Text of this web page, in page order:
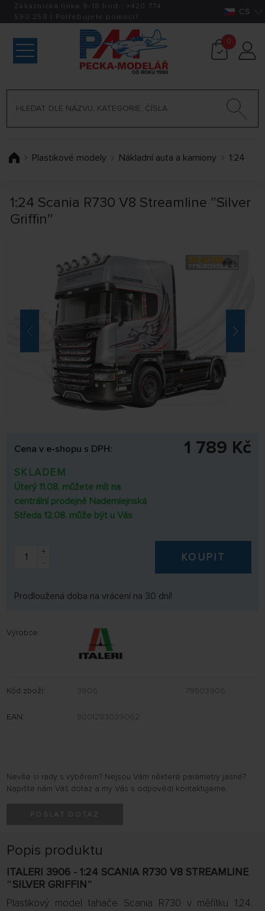
Zákaznická linka 9-18 hod.: +420 774
590 258 | Potřebujete pomoci? CS
0
Plastikové modely Nákladní auta a kamiony 1:24
1:24 Scania R730 V8 Streamline ″Silver
Griffin″
Cena v e-shopu s DPH: 1 789 Kč
SKLADEM
Úterý 11.08. můžete mít na
centrální prodejně Nademlejnská
Středa 12.08. může být u Vás
+
-
KOUPIT
Prodloužená doba na vrácení na 30 dní!
Výrobce:
Kód zboží: 3906 79503906
EAN: 8001283039062
Nevíte si rady s výběrem? Nejsou Vám některé parametry jasné?
Napište nám Váš dotaz a my Vás s odpovědí kontaktujeme.
Popis produktu
ITALERI 3906 - 1:24 SCANIA R730 V8 STREAMLINE
″SILVER GRIFFIN″
Plastikový model tahače Scania R730 v měřítku 1:24.